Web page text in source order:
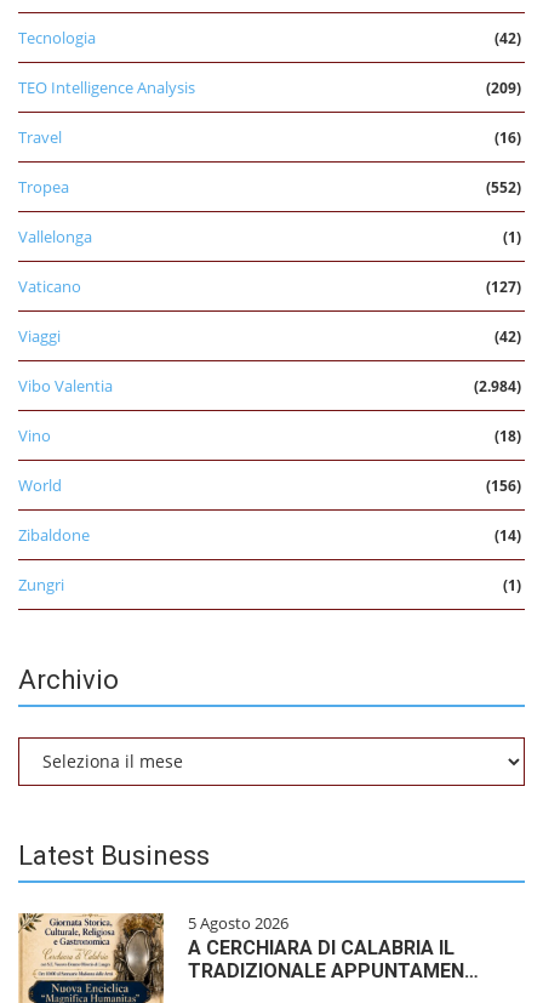
Tecnologia (42)
TEO Intelligence Analysis (209)
Travel (16)
Tropea (552)
Vallelonga (1)
Vaticano (127)
Viaggi (42)
Vibo Valentia (2.984)
Vino (18)
World (156)
Zibaldone (14)
Zungri (1)
Archivio
Archivio
Latest Business
5 Agosto 2026
A CERCHIARA DI CALABRIA IL
TRADIZIONALE APPUNTAMEN…